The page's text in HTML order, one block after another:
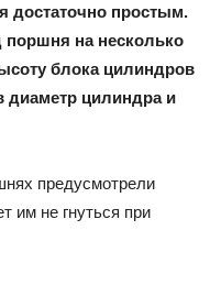
достаточно простым.
на несколько
блока цилиндров
диаметр цилиндра и
предусмотрели
им не гнуться при